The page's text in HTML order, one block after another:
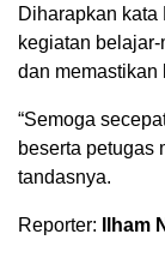
Diharapkan
kegiatan
dan memastikan
“Semoga
beserta petugas
tandasnya.
Reporter: Ilham